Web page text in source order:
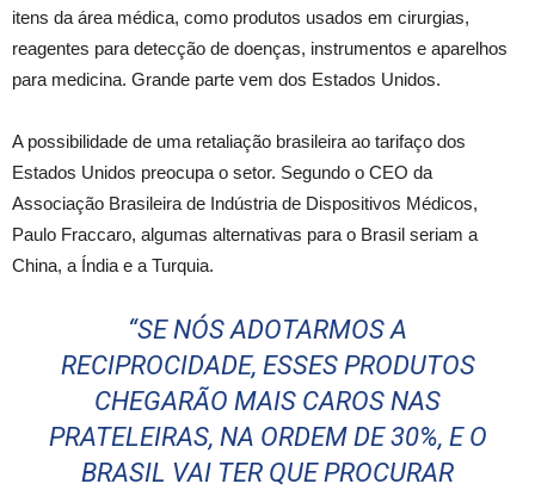
itens da área médica, como produtos usados em cirurgias,
reagentes para detecção de doenças, instrumentos e aparelhos
para medicina. Grande parte vem dos Estados Unidos.
A possibilidade de uma retaliação brasileira ao tarifaço dos
Estados Unidos preocupa o setor. Segundo o CEO da
Associação Brasileira de Indústria de Dispositivos Médicos,
Paulo Fraccaro, algumas alternativas para o Brasil seriam a
China, a Índia e a Turquia.
“SE NÓS ADOTARMOS A
RECIPROCIDADE, ESSES PRODUTOS
CHEGARÃO MAIS CAROS NAS
PRATELEIRAS, NA ORDEM DE 30%, E O
BRASIL VAI TER QUE PROCURAR